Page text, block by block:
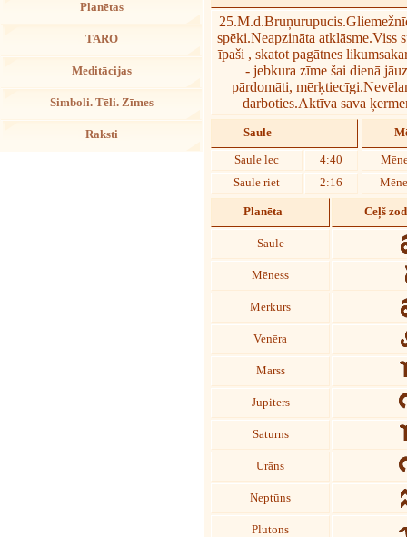
Planētas
TARO
Meditācijas
Simboli. Tēli. Zīmes
Raksti
spēki.Neapzināta atklāsme.Viss
īpaši , skatot pagātnes
- jebkura zīme šai dienā
pārdomāti,
darboties.Aktīva sava
Saule
Saule lec
4:40
Saule riet
2:16
Planēta Ceļš
Saule
Mēness
Merkurs
Venēra
Marss
Jupiters
Saturns
Urāns
Neptūns
Plutons